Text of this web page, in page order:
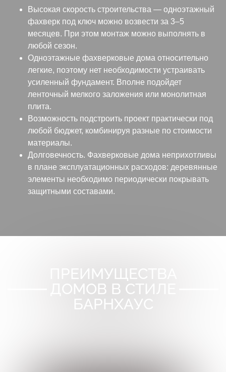
Высокая скорость строительства — одноэтажный
фахверк под ключ можно возвести за 3–5
месяцев. При этом монтаж можно выполнять в
любой сезон.
Одноэтажные фахверковые дома относительно
легкие, поэтому нет необходимости устраивать
усиленный фундамент. Вполне подойдет
ленточный мелкого заложения или монолитная
плита.
Возможность подстроить проект практически под
любой бюджет, комбинируя разные по стоимости
материалы.
Долговечность. Фахверковые дома неприхотливы
в плане эксплуатационных расходов: деревянные
элементы необходимо периодически покрывать
защитными составами.
ПРЕИМУЩЕСТВА
ДОМОВ В СТИЛЕ
БАРНХАУС